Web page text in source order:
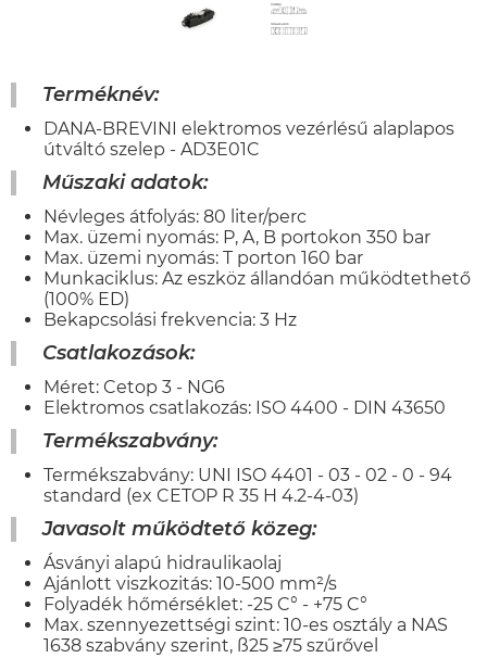
Terméknév:
DANA-BREVINI elektromos vezérlésű alaplapos
útváltó szelep - AD3E01C
Műszaki adatok:
Névleges átfolyás: 80 liter/perc
Max. üzemi nyomás: P, A, B portokon 350 bar
Max. üzemi nyomás: T porton 160 bar
Munkaciklus: Az eszköz állandóan működtethető
(100% ED)
Bekapcsolási frekvencia: 3 Hz
Csatlakozások:
Méret: Cetop 3 - NG6
Elektromos csatlakozás: ISO 4400 - DIN 43650
Termékszabvány:
Termékszabvány: UNI ISO 4401 - 03 - 02 - 0 - 94
standard (ex CETOP R 35 H 4.2-4-03)
Javasolt működtető közeg:
Ásványi alapú hidraulikaolaj
Ajánlott viszkozitás: 10-500 mm²/s
Folyadék hőmérséklet: -25 C° - +75 C°
Max. szennyezettségi szint: 10-es osztály a NAS
1638 szabvány szerint, ß25 ≥75 szűrővel